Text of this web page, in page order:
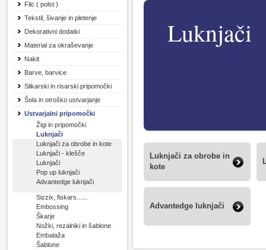
Filc ( polst )
Tekstil, šivanje in pletenje
Dekorativni dodatki
Material za okraševanje
Nakit
Barve, barvice
Slikarski in risarski pripomočki
Šola in otroško ustvarjanje
Ustvarjalni pripomočki
Žigi in pripomočki
Luknjači
Luknjači za obrobe in kote
Luknjači - klešče
Luknjači
Pop up luknjači
Advantedge luknjači
Sizzix, fiskars......
Embossing
Škarje
Nožki, rezalniki in šablone
Embalaža
Šablone
Luknjači
Luknjači za obrobe in
kote
Advantedge luknjači